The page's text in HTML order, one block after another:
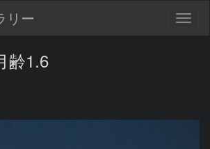
リー
齢1.6